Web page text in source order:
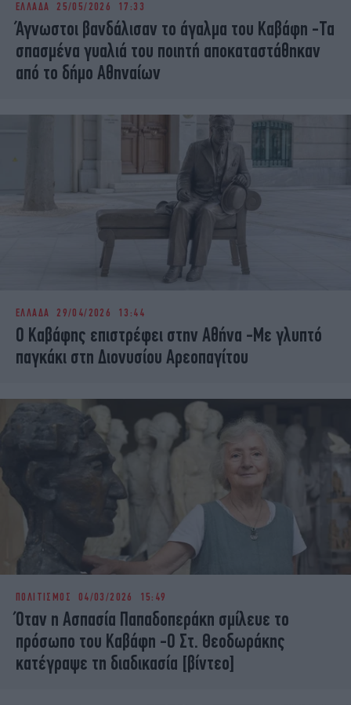
iBOOKS
OSCARS
THE OCEAN
MEDIA
ELAMEFORA
ΕΛΛΑΔΑ 25/05/2026 17:33
Άγνωστοι βανδάλισαν το άγαλμα του Καβάφη -Τα
σπασμένα γυαλιά του ποιητή αποκαταστάθηκαν
από το δήμο Αθηναίων
ΕΛΛΑΔΑ 29/04/2026 13:44
Ο Καβάφης επιστρέφει στην Αθήνα -Με γλυπτό
παγκάκι στη Διονυσίου Αρεοπαγίτου
ΠΟΛΙΤΙΣΜΟΣ 04/03/2026 15:49
Όταν η Ασπασία Παπαδοπεράκη σμίλευε το
πρόσωπο του Καβάφη -Ο Στ. Θεοδωράκης
κατέγραψε τη διαδικασία [βίντεο]